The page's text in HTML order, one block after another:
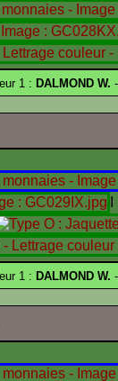
1 : DALMOND W.
1 : DALMOND W.